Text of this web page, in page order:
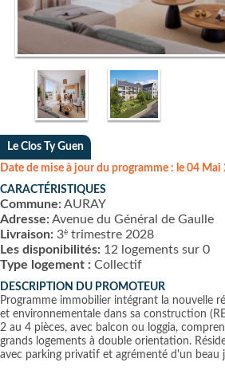
Le Clos Ty Guen
Date de mise à jour du programme : le 04 Mai
CARACTÉRISTIQUES
Commune:AURAY
Adresse:Avenue du Général de Gaulle
Livraison: 3è trimestre 2028
Les disponibilités: 12 logements sur 0
Type logement : Collectif
DESCRIPTION DU PROMOTEUR
Programme immobilier intégrant la nouvelle
et environnementale dans sa construction
2 au 4 pièces, avec balcon ou loggia,
grands logements à double orientation.
avec parking privatif et agrémenté d'un beau